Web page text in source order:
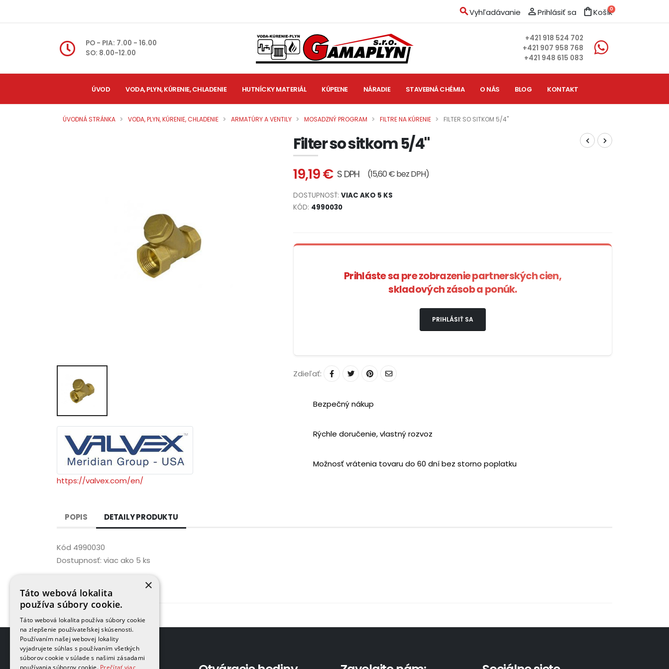
searchVyhľadávanie person_outlinePrihlásiť sa shopping_bagKošík0
PO - PIA: 7.00 - 16.00
SO: 8.00-12.00
+421 918 524 702
+421 907 958 768
+421 948 615 083
ÚVOD VODA, PLYN, KÚRENIE, CHLADENIE HUTNÍCKY MATERIÁL KÚPEĽNE NÁRADIE STAVEBNÁ CHÉMIA O NÁS BLOG KONTAKT
ÚVODNÁ STRÁNKA VODA, PLYN, KÚRENIE, CHLADENIE ARMATÚRY A VENTILY MOSADZNÝ PROGRAM FILTRE NA KÚRENIE FILTER SO SITKOM 5/4"
https://valvex.com/en/
Filter so sitkom 5/4"
19,19 € S DPH (15,60 € bez DPH)
DOSTUPNOSŤ: VIAC AKO 5 KS
KÓD: 4990030
Prihláste sa pre zobrazenie partnerských cien,
skladových zásob a ponúk.
PRIHLÁSIŤ SA
Zdieľať:
Bezpečný nákup
Rýchle doručenie, vlastný rozvoz
Možnosť vrátenia tovaru do 60 dní bez storno poplatku
POPIS DETAILY PRODUKTU
Kód 4990030
Dostupnosť: viac ako 5 ks
×
Táto webová lokalita
používa súbory cookie.
Táto webová lokalita používa súbory cookie
na zlepšenie používateľskej skúsenosti.
Používaním našej webovej lokality
vyjadrujete súhlas s používaním všetkých
súborov cookie v súlade s našimi zásadami
používania súborov cookie. Prečítať viac